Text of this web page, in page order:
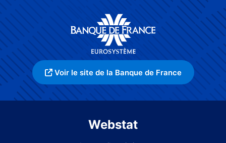
Voir le site de la Banque de France
Webstat